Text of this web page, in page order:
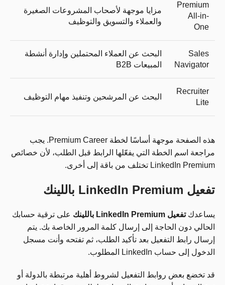
Premium
All-in-
One
مزايا موجهة لأصحاب المشروعات الصغيرة
والعملاء والتسويق والتوظيف
Sales
Navigator
البحث عن العملاء المحتملين وإدارة أنشطة
المبيعات B2B
Recruiter
Lite
البحث عن المرشحين وتنفيذ مهام التوظيف
هذه الصفحة موجهة أساسًا لخطة Premium Career. يجب
مراجعة اسم الخطة التي يفعّلها الرابط قبل الطلب، لأن خصائص
LinkedIn Premium تختلف من باقة إلى أخرى.
تفعيل LinkedIn Premium باللينك
يساعدكتفعيل LinkedIn Premium باللينك
على ترقية حسابك
الحالي دون الحاجة إلى إرسال كلمة المرور الخاصة بك. يتم
إرسال رابط التفعيل بعد تأكيد الطلب، ثم تفتحه وأنت مسجل
الدخول إلى حساب LinkedIn المطلوب.
قد تخضع بعض روابط التفعيل لشروط أهلية مرتبطة بالدولة أو